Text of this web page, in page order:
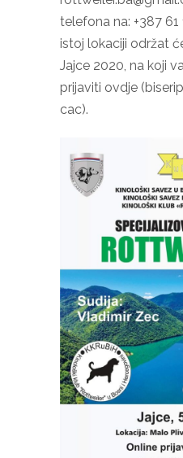
telefona na: +387
istoj lokaciji održat
Jajce 2020, na koji
prijaviti ovdje
cac).